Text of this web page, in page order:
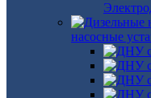
насосные